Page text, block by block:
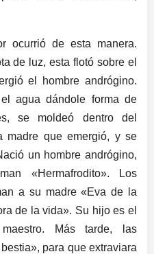
ocurrió de esta manera.
de luz, esta flotó sobre el
el hombre andrógino.
agua dándole forma de
se moldeó dentro del
madre que emergió, y se
un hombre andrógino,
«Hermafrodito». Los
a su madre «Eva de la
de la vida». Su hijo es el
Más tarde, las
para que extraviara